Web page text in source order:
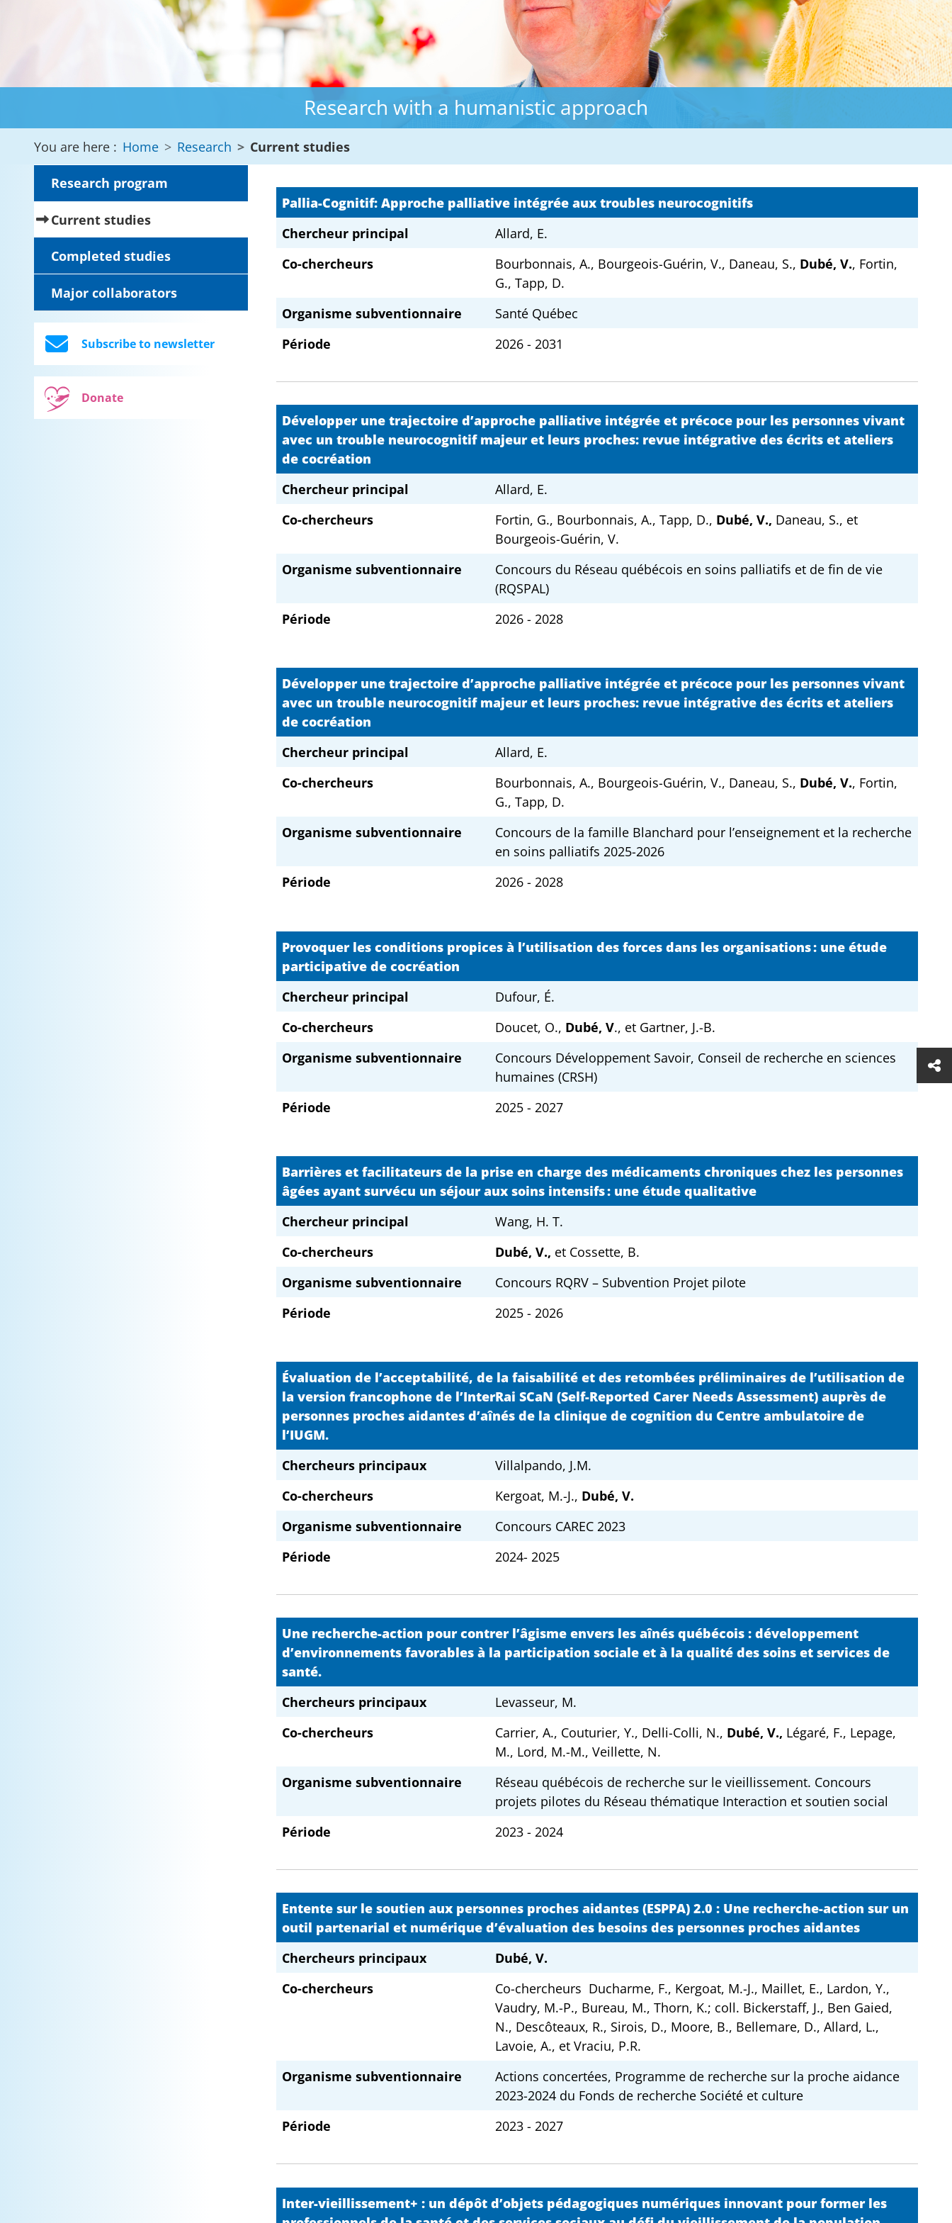
Research with a humanistic approach
You are here : Home Research Current studies
Research program
Current studies(current)
Completed studies
Major collaborators
Subscribe to newsletter
Donate
Pallia-Cognitif: Approche palliative intégrée aux troubles neurocognitifs
Chercheur principal
Allard, E.
Co-chercheurs
Bourbonnais, A., Bourgeois-Guérin, V., Daneau, S., Dubé, V., Fortin,
G., Tapp, D.
Organisme subventionnaire
Santé Québec
Période
2026 - 2031
Développer une trajectoire d’approche palliative intégrée et précoce pour les personnes vivant
avec un trouble neurocognitif majeur et leurs proches: revue intégrative des écrits et ateliers
de cocréation
Chercheur principal
Allard, E.
Co-chercheurs
Fortin, G., Bourbonnais, A., Tapp, D., Dubé, V., Daneau, S., et
Bourgeois-Guérin, V.
Organisme subventionnaire
Concours du Réseau québécois en soins palliatifs et de fin de vie
(RQSPAL)
Période
2026 - 2028
Développer une trajectoire d’approche palliative intégrée et précoce pour les personnes vivant
avec un trouble neurocognitif majeur et leurs proches: revue intégrative des écrits et ateliers
de cocréation
Chercheur principal
Allard, E.
Co-chercheurs
Bourbonnais, A., Bourgeois-Guérin, V., Daneau, S., Dubé, V., Fortin,
G., Tapp, D.
Organisme subventionnaire
Concours de la famille Blanchard pour l’enseignement et la recherche
en soins palliatifs 2025-2026
Période
2026 - 2028
Provoquer les conditions propices à l’utilisation des forces dans les organisations : une étude
participative de cocréation
Chercheur principal
Dufour, É.
Co-chercheurs
Doucet, O., Dubé, V., et Gartner, J.-B.
Organisme subventionnaire
Concours Développement Savoir, Conseil de recherche en sciences
humaines (CRSH)
Période
2025 - 2027
Barrières et facilitateurs de la prise en charge des médicaments chroniques chez les personnes
âgées ayant survécu un séjour aux soins intensifs : une étude qualitative
Chercheur principal
Wang, H. T.
Co-chercheurs
Dubé, V., et Cossette, B.
Organisme subventionnaire
Concours RQRV – Subvention Projet pilote
Période
2025 - 2026
Évaluation de l’acceptabilité, de la faisabilité et des retombées préliminaires de l’utilisation de
la version francophone de l’InterRai SCaN (Self-Reported Carer Needs Assessment) auprès de
personnes proches aidantes d’aînés de la clinique de cognition du Centre ambulatoire de
l’IUGM.
Chercheurs principaux
Villalpando, J.M.
Co-chercheurs
Kergoat, M.-J., Dubé, V.
Organisme subventionnaire
Concours CAREC 2023
Période
2024- 2025
Une recherche-action pour contrer l’âgisme envers les aînés québécois : développement
d’environnements favorables à la participation sociale et à la qualité des soins et services de
santé.
Chercheurs principaux
Levasseur, M.
Co-chercheurs
Carrier, A., Couturier, Y., Delli-Colli, N., Dubé, V., Légaré, F., Lepage,
M., Lord, M.-M., Veillette, N.
Organisme subventionnaire
Réseau québécois de recherche sur le vieillissement. Concours
projets pilotes du Réseau thématique Interaction et soutien social
Période
2023 - 2024
Entente sur le soutien aux personnes proches aidantes (ESPPA) 2.0 : Une recherche-action sur un
outil partenarial et numérique d’évaluation des besoins des personnes proches aidantes
Chercheurs principaux
Dubé, V.
Co-chercheurs
Co-chercheurs Ducharme, F., Kergoat, M.-J., Maillet, E., Lardon, Y.,
Vaudry, M.-P., Bureau, M., Thorn, K.; coll. Bickerstaff, J., Ben Gaied,
N., Descôteaux, R., Sirois, D., Moore, B., Bellemare, D., Allard, L.,
Lavoie, A., et Vraciu, P.R.
Organisme subventionnaire
Actions concertées, Programme de recherche sur la proche aidance
2023-2024 du Fonds de recherche Société et culture
Période
2023 - 2027
Inter-vieillissement+ : un dépôt d’objets pédagogiques numériques innovant pour former les